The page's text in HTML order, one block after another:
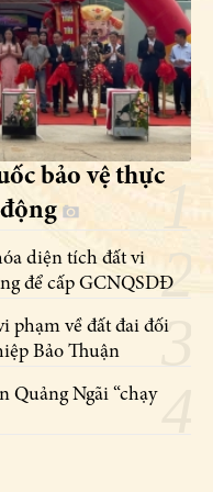
bảo vệ thực
động
diện tích đất vi
để cấp GCNQSDĐ
phạm về đất đai đối
Bảo Thuận
Quảng Ngãi “chạy